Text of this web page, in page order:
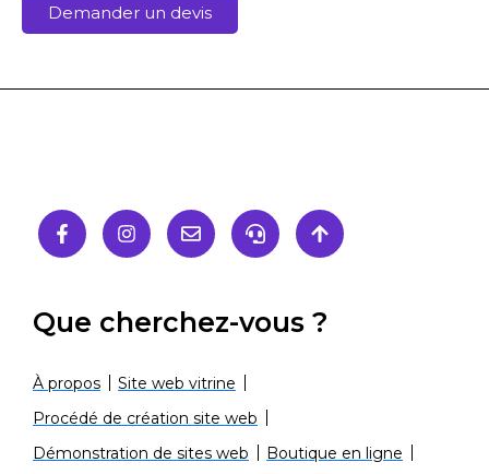
Demander un devis
Que cherchez-vous ?
À propos
Site web vitrine
Procédé de création site web
Démonstration de sites web
Boutique en ligne